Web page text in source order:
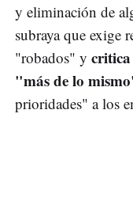
y eliminación de
subraya que exige
"robados" y
"más de lo
prioridades" a los